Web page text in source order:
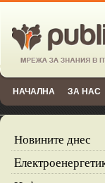
НАЧАЛНА ЗА НАС
Новините днес